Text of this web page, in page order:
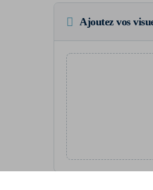
Ajoutez vos